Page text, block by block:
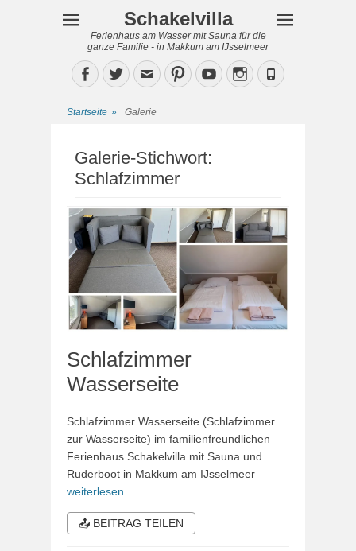
Schakelvilla
Ferienhaus am Wasser mit Sauna für die
ganze Familie - in Makkum am IJsselmeer
Facebook
TwitterEmailPinterestYouTubeInstagram
Phone
Startseite » Galerie
Galerie-Stichwort:
Schlafzimmer
Schlafzimmer
Wasserseite
Schlafzimmer Wasserseite (Schlafzimmer
zur Wasserseite) im familienfreundlichen
Ferienhaus Schakelvilla mit Sauna und
Ruderboot in Makkum am IJsselmeer
weiterlesen…
📤 BEITRAG TEILEN